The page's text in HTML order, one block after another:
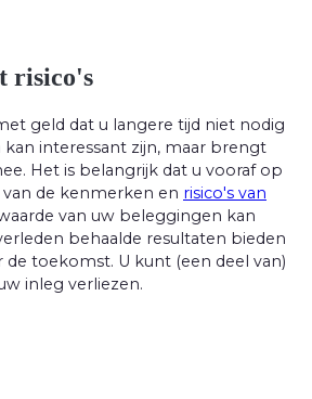
risico's
geld dat u langere tijd niet nodig
interessant zijn, maar brengt
Het is belangrijk dat u vooraf op
de kenmerken en risico's van
van uw beleggingen kan
behaalde resultaten bieden
de toekomst. U kunt (een deel van)
inleg verliezen.